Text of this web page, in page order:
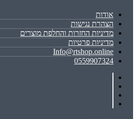
אודות
הצהרת נגישות
מדיניות החזרות והחלפת מוצרים
מדיניות פרטיות
Info@rtshop.online
0559907324